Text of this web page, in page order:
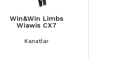
Win&Win Limbs
Wiawis CX7
Kanatlar